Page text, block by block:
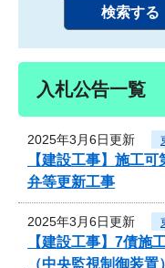
入札公告一覧
2025年3月6日更新
【建設工事】施工
弁等更新工事
2025年3月6日更新
【建設工事】7債施
（中央監視制御装